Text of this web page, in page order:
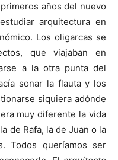
años del nuevo
arquitectura en
Los oligarcas se
que viajaban en
a la otra punta del
sonar la flauta y los
siquiera adónde
muy diferente la vida
de Rafa, la de Juan o la
Todos queríamos ser